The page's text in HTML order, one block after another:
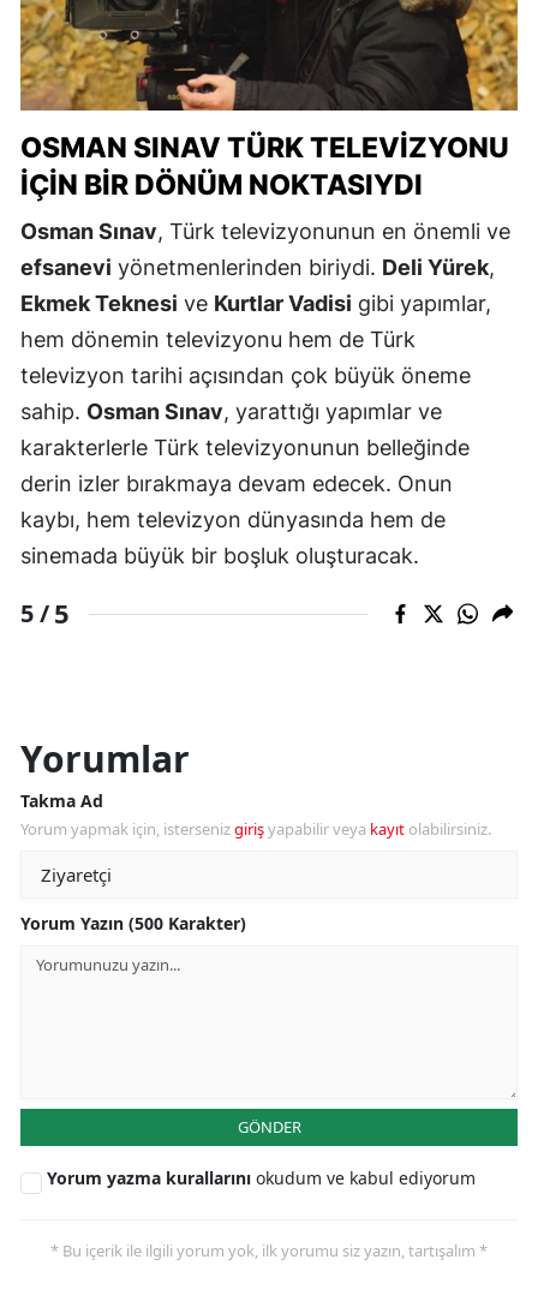
OSMAN SINAV TÜRK TELEVIZYONU
İÇIN BIR DÖNÜM NOKTASIYDI
Osman Sınav, Türk televizyonunun en önemli ve
efsanevi yönetmenlerinden biriydi. Deli Yürek,
Ekmek Teknesi ve Kurtlar Vadisi gibi yapımlar,
hem dönemin televizyonu hem de Türk
televizyon tarihi açısından çok büyük öneme
sahip. Osman Sınav, yarattığı yapımlar ve
karakterlerle Türk televizyonunun belleğinde
derin izler bırakmaya devam edecek. Onun
kaybı, hem televizyon dünyasında hem de
sinemada büyük bir boşluk oluşturacak.
5 /5
Yorumlar
Takma Ad
Yorum yapmak için, istersenizgirişyapabilir veya kayıt olabilirsiniz.
Yorum Yazın (500 Karakter)
GÖNDER
Yorum yazma kurallarını okudum ve kabul ediyorum
* Bu içerik ile ilgili yorum yok, ilk yorumu siz yazın, tartışalım *